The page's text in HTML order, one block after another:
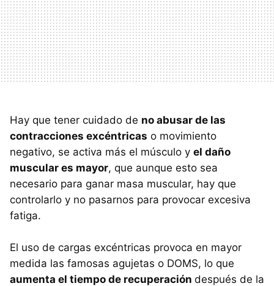
Hay que tener cuidado de no abusar de las
contracciones excéntricas o movimiento
negativo, se activa más el músculo y el daño
muscular es mayor, que aunque esto sea
necesario para ganar masa muscular, hay que
controlarlo y no pasarnos para provocar excesiva
fatiga.
El uso de cargas excéntricas provoca en mayor
medida las famosas agujetas o DOMS, lo que
aumenta el tiempo de recuperación después de la